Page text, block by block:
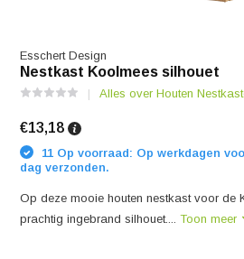
Esschert Design
Nestkast Koolmees silhouet
Alles over Houten
€13,18
11 Op voorraad: Op werkdagen
dag verzonden.
Op deze mooie houten nestkast voor de
prachtig ingebrand silhouet....Toon meer